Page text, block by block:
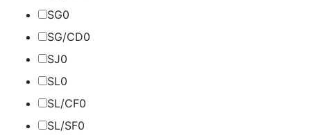
SG0
SG/CD0
SJ0
SL0
SL/CF0
SL/SF0